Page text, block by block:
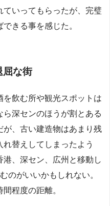
ていってもらったが、完璧
きる事を感じた。
屈な街
を飲む所や観光スポットは
深センのほうが割とある
が、古い建造物はあまり残
替えしてしまったよう
、深セン、広州と移動し
のがいいかもしれない。
程度の距離。